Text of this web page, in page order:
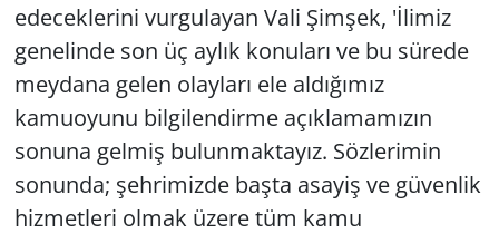
edeceklerini vurgulayan Vali Şimşek, 'İlimiz
genelinde son üç aylık konuları ve bu sürede
meydana gelen olayları ele aldığımız
kamuoyunu bilgilendirme açıklamamızın
sonuna gelmiş bulunmaktayız. Sözlerimin
sonunda; şehrimizde başta asayiş ve güvenlik
hizmetleri olmak üzere tüm kamu